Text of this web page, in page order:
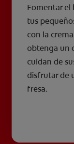
Fomentar el
tus
con la
obtenga un
cuidan de
disfrutar de
fresa.